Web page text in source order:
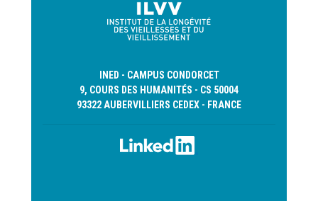
INED - CAMPUS CONDORCET
9, COURS DES HUMANITÉS - CS 50004
93322 AUBERVILLIERS CEDEX - FRANCE